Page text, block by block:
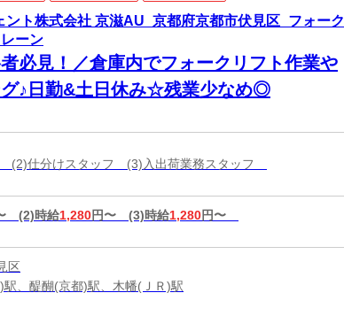
ント株式会社 京滋AU_京都府京都市伏見区_フォーク
ーン
必見！／倉庫内でフォークリフト作業や
グ♪日勤&土日休み☆残業少なめ◎
(2)仕分けスタッフ (3)入出荷業務スタッフ
(2)時給1,280円〜 (3)時給1,280円〜
区
、醍醐(京都)駅、木幡(ＪＲ)駅